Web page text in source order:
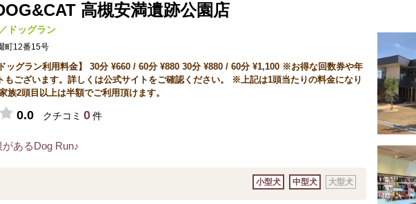
高槻安満遺跡公園店
ドッグラン
町12番15号
ッグラン利用料金】 30分 ¥660 / 60分 ¥880 30分 ¥880 / 60分 ¥1,100 ※お得な回数券や年
もございます。詳しくは公式サイトをご確認ください。 ※上記は1頭当たりの料金になり
族2頭目以上は半額でご利用頂けます。
0.0 クチコミ 0件
あるDog Run♪
小型犬 中型犬 大型犬